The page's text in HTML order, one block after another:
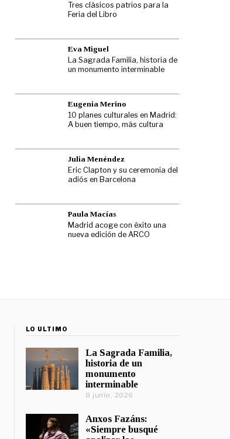
Tres clásicos patrios para la
Feria del Libro
Eva Miguel
La Sagrada Familia, historia de
un monumento interminable
Eugenia Merino
10 planes culturales en Madrid:
A buen tiempo, más cultura
Julia Menéndez
Eric Clapton y su ceremonia del
adiós en Barcelona
Paula Macías
Madrid acoge con éxito una
nueva edición de ARCO
LO ÚLTIMO
La Sagrada Familia,
historia de un
monumento
interminable
8 junio, 2026
Anxos Fazáns:
«Siempre busqué